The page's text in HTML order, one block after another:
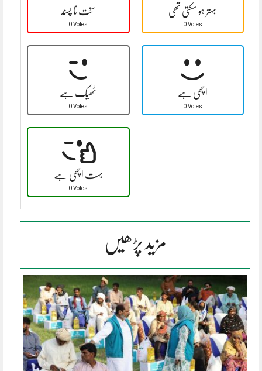
سخت نا پسند
0 Votes
بہتر ہو سکتی تھی
0 Votes
ٹھیک ہے
0 Votes
اچھی ہے
0 Votes
بہت اچھی ہے
0 Votes
مزید پڑھیں